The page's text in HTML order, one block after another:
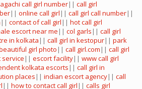
call girl number|| call girl
|| online call girl || call girl call number||
|| contact of call girl || hot call girl
escort near me || col garls || call girl
in kolkata || call girl in kestopur|| park
girl photo || call girl.com || call girl
|| escort facility|| www call girl
kolkata escorts || call girl in
places || indian escort agency|| call
|| how to contact call girl || calls girl